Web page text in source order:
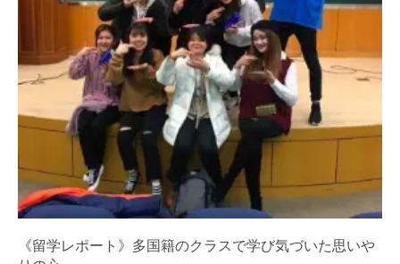
《留学レポート》多国籍のクラスで学び気づいた思いや